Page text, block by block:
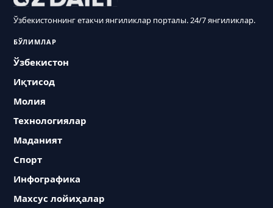
Ўзбекистоннинг етакчи янгиликлар порталы. 24/7 янгиликлар.
БЎЛИМЛАР
Ўзбекистон
Иқтисод
Молия
Технологиялар
Маданият
Спорт
Инфографика
Махсус лойиҳалар